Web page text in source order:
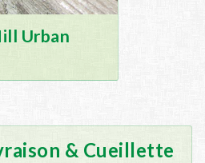
Urban
& Cueillette